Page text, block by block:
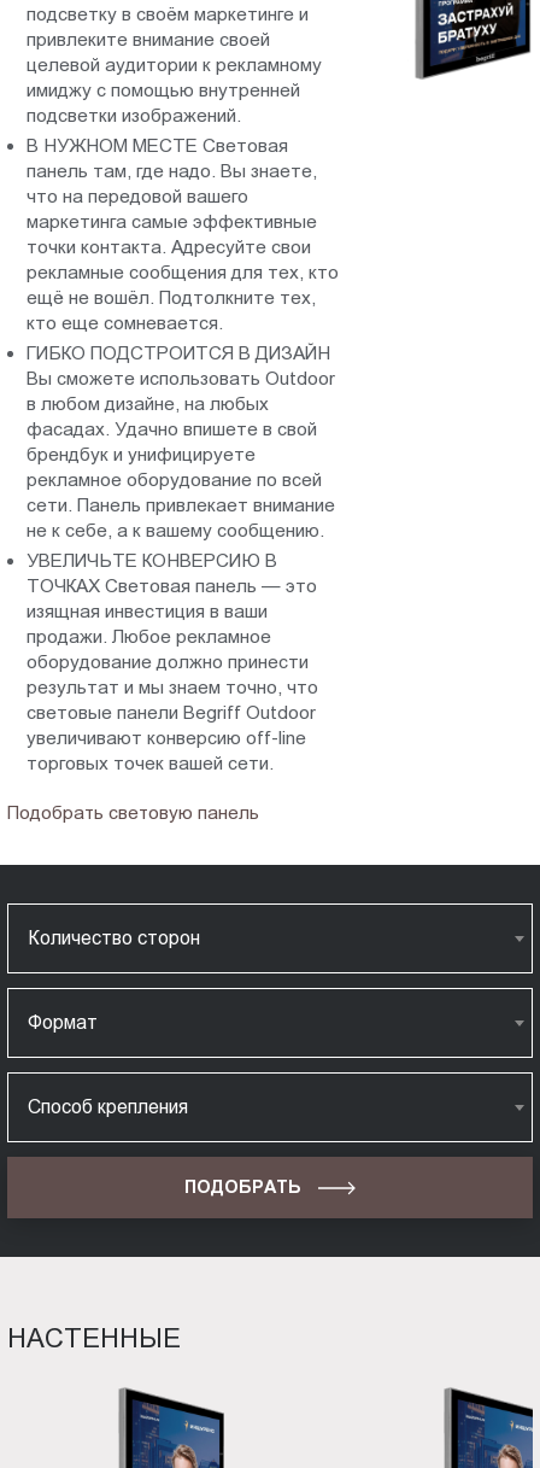
подсветку в своём маркетинге и
привлеките внимание своей
целевой аудитории к рекламному
имиджу с помощью внутренней
подсветки изображений.
В НУЖНОМ МЕСТЕ Световая
панель там, где надо. Вы знаете,
что на передовой вашего
маркетинга самые эффективные
точки контакта. Адресуйте свои
рекламные сообщения для тех, кто
ещё не вошёл. Подтолкните тех,
кто еще сомневается.
ГИБКО ПОДСТРОИТСЯ В ДИЗАЙН
Вы сможете использовать Outdoor
в любом дизайне, на любых
фасадах. Удачно впишете в свой
брендбук и унифицируете
рекламное оборудование по всей
сети. Панель привлекает внимание
не к себе, а к вашему сообщению.
УВЕЛИЧЬТЕ КОНВЕРСИЮ В
ТОЧКАХ Световая панель — это
изящная инвестиция в ваши
продажи. Любое рекламное
оборудование должно принести
результат и мы знаем точно, что
световые панели Begriff Outdoor
увеличивают конверсию off-line
торговых точек вашей сети.
Подобрать световую панель
Количество сторон
Формат
Способ крепления
ПОДОБРАТЬ
НАСТЕННЫЕ
выходной